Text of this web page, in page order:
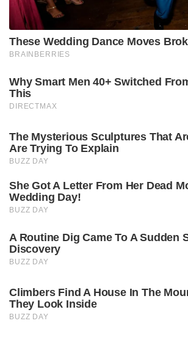
These Wedding Dance Moves
BRAINBERRIES
Why Smart Men 40+ Switched
This
DIRECTMAX
The Mysterious Sculptures That
Are Trying To Explain
BUZZ DAY
She Got A Letter From Her Dead
Wedding Day!
BUZZ DAY
A Routine Dig Came To A Sudden
Discovery
BUZZ DAY
Climbers Find A House In The
They Look Inside
BUZZ DAY